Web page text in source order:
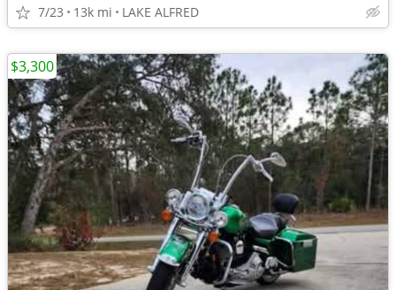
7/23 13k mi LAKE ALFRED
$3,300